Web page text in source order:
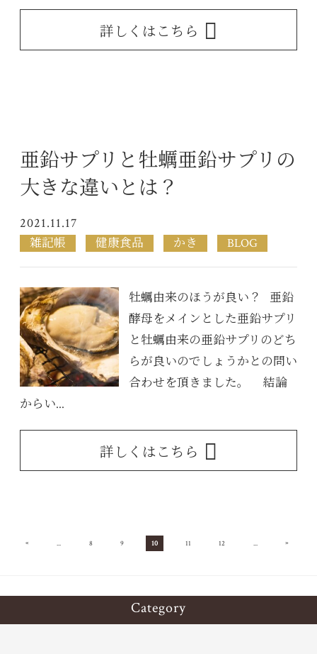
詳しくはこちら
亜鉛サプリと牡蠣亜鉛サプリの
大きな違いとは？
2021.11.17
雑記帳 健康食品 かき BLOG
牡蠣由来のほうが良い？ 亜鉛
酵母をメインとした亜鉛サプリ
と牡蠣由来の亜鉛サプリのどち
らが良いのでしょうかとの問い
合わせを頂きました。 結論
からい...
詳しくはこちら
« ... 8 9 10 11 12 ... »
Category